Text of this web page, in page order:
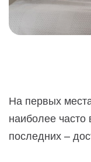
На первых
наиболее
последних –